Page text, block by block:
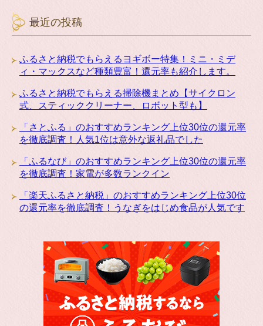
最近の投稿
ふるさと納税でもらえるヨギボー特集！ミニ・ミデ
ィ・マックスなど種類豊富！還元率も紹介します。
ふるさと納税でもらえる掃除機まとめ【サイクロン
式、スティッククリーナー、ロボット型も】
「さとふる」のおすすめランキング上位30位の還元率
を徹底調査！人気1位は意外な返礼品でした
「ふるなび」のおすすめランキング上位30位の還元率
を徹底調査！家電が多数ランクイン
「楽天ふるさと納税」のおすすめランキング上位30位
の還元率を徹底調査！うなぎをはじめ食品が人気です